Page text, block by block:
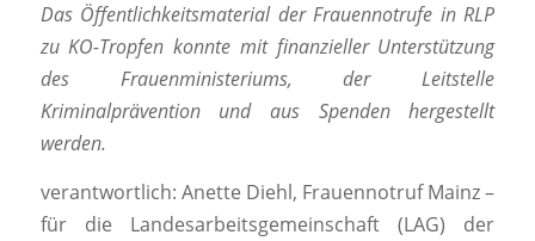
Das Öffentlichkeitsmaterial der Frauennotrufe in RLP
zu KO-Tropfen konnte mit finanzieller Unterstützung
des Frauenministeriums, der Leitstelle
Kriminalprävention und aus Spenden hergestellt
werden.
verantwortlich: Anette Diehl, Frauennotruf Mainz –
für die Landesarbeitsgemeinschaft (LAG) der